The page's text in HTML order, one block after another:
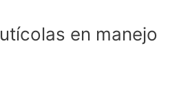
en manejo